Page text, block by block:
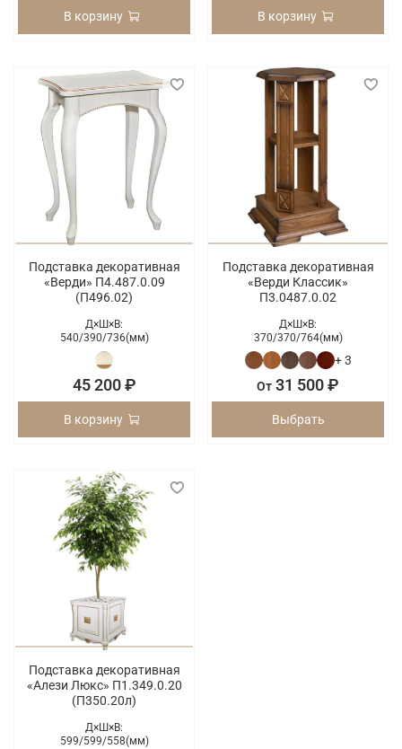
В корзину В корзину
Подставка декоративная
«Верди» П4.487.0.09
(П496.02)
Д×Ш×В:
540/390/736(мм)
45 200 ₽
В корзину
Подставка декоративная
«Верди Классик»
П3.0487.0.02
Д×Ш×В:
370/370/764(мм)
+ 3
От 31 500 ₽
Выбрать
Подставка декоративная
«Алези Люкс» П1.349.0.20
(П350.20л)
Д×Ш×В:
599/599/558(мм)